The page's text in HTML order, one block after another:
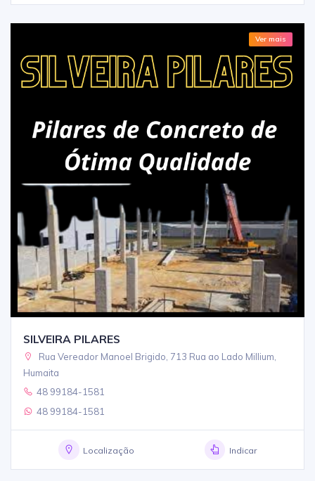
Ver mais
SILVEIRA PILARES
Rua Vereador Manoel Brigido, 713 Rua ao Lado Millium,
Humaita
48 99184-1581
48 99184-1581
Localização Indicar